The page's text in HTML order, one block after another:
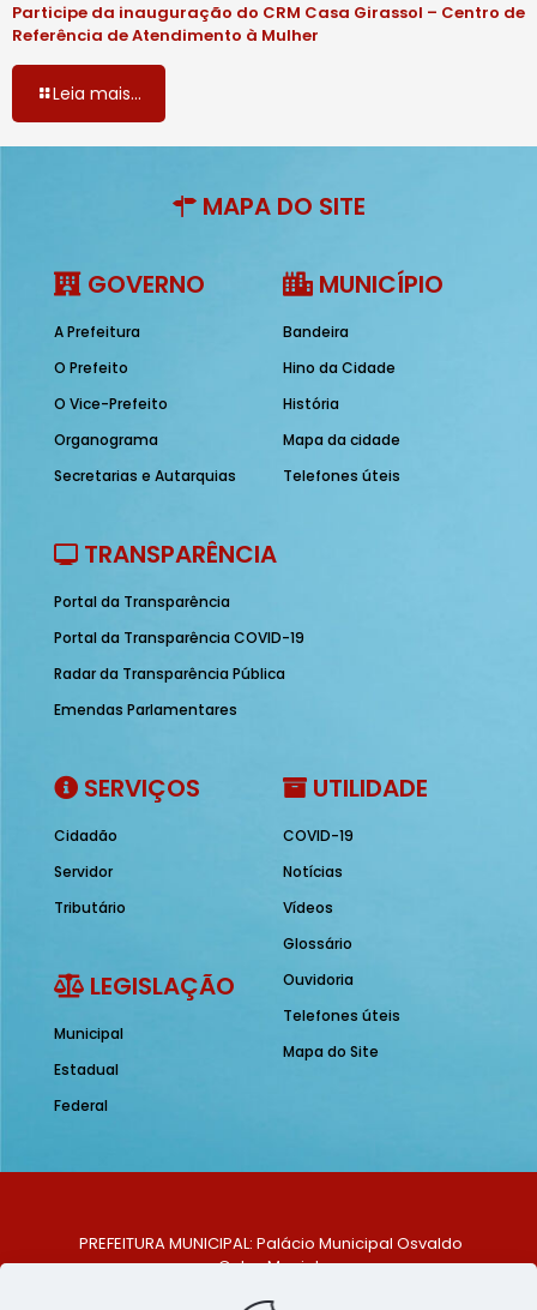
Participe da inauguração do CRM Casa Girassol – Centro de
Referência de Atendimento à Mulher
Leia mais...
MAPA DO SITE
GOVERNO
A Prefeitura
O Prefeito
O Vice-Prefeito
Organograma
Secretarias e Autarquias
MUNICÍPIO
Bandeira
Hino da Cidade
História
Mapa da cidade
Telefones úteis
TRANSPARÊNCIA
Portal da Transparência
Portal da Transparência COVID-19
Radar da Transparência Pública
Emendas Parlamentares
SERVIÇOS
Cidadão
Servidor
Tributário
LEGISLAÇÃO
Municipal
Estadual
Federal
UTILIDADE
COVID-19
Notícias
Vídeos
Glossário
Ouvidoria
Telefones úteis
Mapa do Site
PREFEITURA MUNICIPAL: Palácio Municipal Osvaldo
Celso Maciel